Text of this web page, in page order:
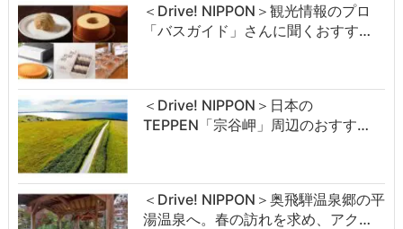
＜Drive! NIPPON＞観光情報のプロ
「バスガイド」さんに聞くおすす…
＜Drive! NIPPON＞日本の
TEPPEN「宗谷岬」周辺のおすす…
＜Drive! NIPPON＞奥飛騨温泉郷の平
湯温泉へ。春の訪れを求め、アク…